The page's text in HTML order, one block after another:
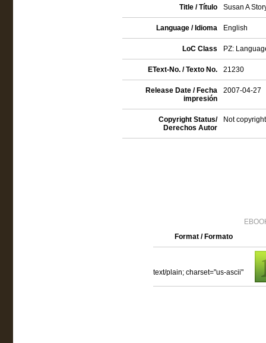
Title / Título Susan A
Language / Idioma English
LoC Class PZ:
EText-No. / Texto No. 21230
Release Date / Fecha
impresión
2007-04-27
Copyright Status/
Derechos Autor
Not
Format / Formato
text/plain; charset="us-ascii"